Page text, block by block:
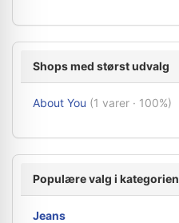
Shops med størst udvalg
About You (1 varer · 100%)
Populære valg i kategorien
Jeans